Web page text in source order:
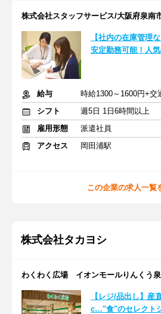
株式会社スタッフサービス/大阪府泉南
【社内の在庫管理
安定勤務可能！人
給与
時給1300～1600円+交
シフト
週5日 1日6時間以上
雇用形態
派遣社員
アクセス
岡田浦駅
この企業の求人一覧
株式会社タカヨシ
わくわく広場 イオンモールりんくう泉
【レジ/品出し】産
c…"食"のセレクト